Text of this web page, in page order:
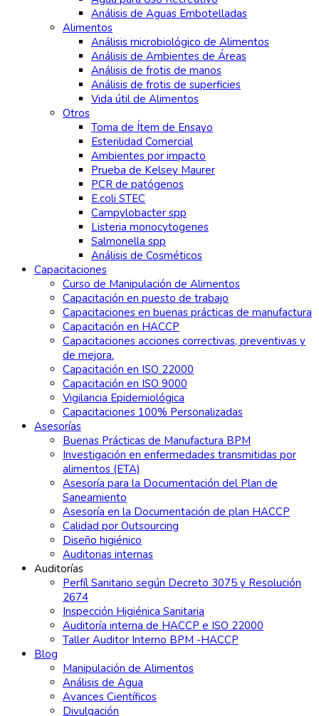
Análisis de Aguas Embotelladas
Alimentos
Análisis microbiológico de Alimentos
Análisis de Ambientes de Áreas
Análisis de frotis de manos
Análisis de frotis de superficies
Vida útil de Alimentos
Otros
Toma de Ítem de Ensayo
Esterilidad Comercial
Ambientes por impacto
Prueba de Kelsey Maurer
PCR de patógenos
E.coli STEC
Campylobacter spp
Listeria monocytogenes
Salmonella spp
Análisis de Cosméticos
Capacitaciones
Curso de Manipulación de Alimentos
Capacitación en puesto de trabajo
Capacitaciones en buenas prácticas de manufactura
Capacitación en HACCP
Capacitaciones acciones correctivas, preventivas y
de mejora.
Capacitación en ISO 22000
Capacitación en ISO 9000
Vigilancia Epidemiológica
Capacitaciones 100% Personalizadas
Asesorías
Buenas Prácticas de Manufactura BPM
Investigación en enfermedades transmitidas por
alimentos (ETA)
Asesoría para la Documentación del Plan de
Saneamiento
Asesoría en la Documentación de plan HACCP
Calidad por Outsourcing
Diseño higiénico
Auditorias internas
Auditorías
Perfíl Sanitario según Decreto 3075 y Resolución
2674
Inspección Higiénica Sanitaria
Auditoría interna de HACCP e ISO 22000
Taller Auditor Interno BPM -HACCP
Blog
Manipulación de Alimentos
Análisis de Agua
Avances Científicos
Divulgación